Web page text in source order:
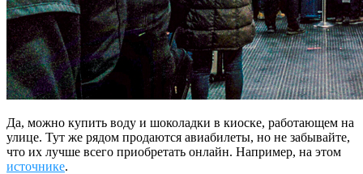
Да, можно купить воду и шоколадки в киоске, работающем на
улице. Тут же рядом продаются авиабилеты, но не забывайте,
что их лучше всего приобретать онлайн. Например, на этом
источнике.